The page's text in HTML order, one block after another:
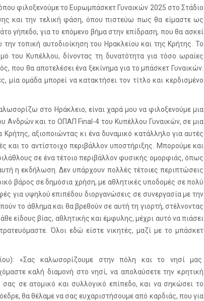
φιλοξενούμε το Ευρωμπάσκετ Γυναικών 2025 στο Στάδιο
και την τελική φάση, όπου πιστεύω πως θα είμαστε ως
γήπεδο, για το επόμενο βήμα στην επίδραση, που θα ασκεί
τοπική αυτοδιοίκηση του Ηρακλείου και της Κρήτης. Το
του Κυπέλλου, δίνοντας τη δυνατότητα για τόσο ωραίες
που θα αποτελέσει ένα ξεκίνημα για το μπάσκετ Γυναικών.
μία ομάδα μπορεί να κατακτήσει τον τίτλο και κερδισμένο
στο Ηράκλειο, είναι χαρά μου να φιλοξενούμε μια
Ανδρών και το ΟΠΑΠ Final-4 του Κυπέλλου Γυναικών, σε μια
αξιοποιώντας κι ένα δυναμικό κατάλληλο για αυτές
και το αντίστοιχο περιβάλλον υποστήριξης. Μπορούμε και
σε ένα τέτοιο περιβάλλον φυσικής ομορφιάς, όπως
η εκδήλωση. Δεν υπάρχουν πολλές τέτοιες περιπτώσεις
βάρος σε δημόσια χρήση, με αθλητικές υποδομές σε πολύ
για υψηλού επιπέδου διοργανώσεις σε συνεργασία με την
το άθλημα και θα βρεθούν σε αυτή τη γιορτή, στέλνοντας
είδους βίας, αθλητικής και έμφυλης, μέχρι αυτό να πιάσει
Όλοι εδώ είστε νικητές, μαζί με το μπάσκετ
«Σας καλωσορίζουμε στην πόλη και το νησί μας.
καλή διαμονή στο νησί, να απολαύσετε την κρητική
σε ατομικό και συλλογικό επίπεδο, και να σηκώσει το
θα θέλαμε να σας ευχαριστήσουμε από καρδιάς, που για